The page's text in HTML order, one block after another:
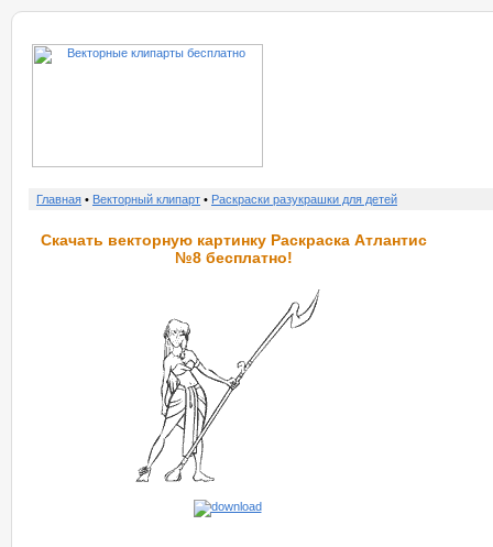
Главная • Векторный клипарт • Раскраски разукрашки для детей
Скачать векторную картинку Раскраска Атлантис
№8 бесплатно!